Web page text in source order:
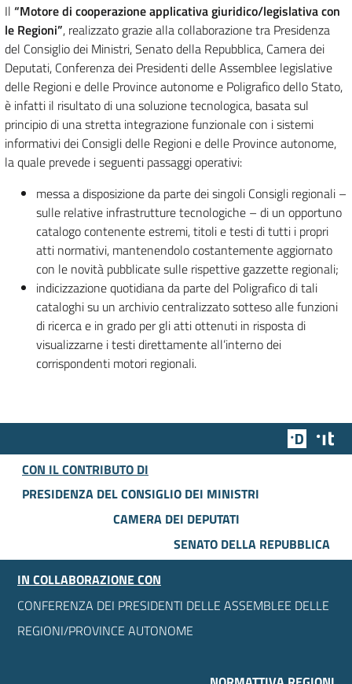
Il “Motore di cooperazione applicativa giuridico/legislativa con
le Regioni”, realizzato grazie alla collaborazione tra Presidenza
del Consiglio dei Ministri, Senato della Repubblica, Camera dei
Deputati, Conferenza dei Presidenti delle Assemblee legislative
delle Regioni e delle Province autonome e Poligrafico dello Stato,
è infatti il risultato di una soluzione tecnologica, basata sul
principio di una stretta integrazione funzionale con i sistemi
informativi dei Consigli delle Regioni e delle Province autonome,
la quale prevede i seguenti passaggi operativi:
messa a disposizione da parte dei singoli Consigli regionali –
sulle relative infrastrutture tecnologiche – di un opportuno
catalogo contenente estremi, titoli e testi di tutti i propri
atti normativi, mantenendolo costantemente aggiornato
con le novità pubblicate sulle rispettive gazzette regionali;
indicizzazione quotidiana da parte del Poligrafico di tali
cataloghi su un archivio centralizzato sotteso alle funzioni
di ricerca e in grado per gli atti ottenuti in risposta di
visualizzarne i testi direttamente all’interno dei
corrispondenti motori regionali.
Team
CON IL CONTRIBUTO DI
PRESIDENZA DEL CONSIGLIO DEI MINISTRI
CAMERA DEI DEPUTATI
SENATO DELLA REPUBBLICA
IN COLLABORAZIONE CON
CONFERENZA DEI PRESIDENTI DELLE ASSEMBLEE DELLE
REGIONI/PROVINCE AUTONOME